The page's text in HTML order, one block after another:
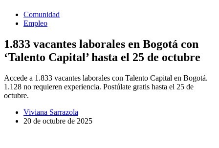
Comunidad
Empleo
1.833 vacantes laborales en Bogotá con
‘Talento Capital’ hasta el 25 de octubre
Accede a 1.833 vacantes laborales con Talento Capital en Bogotá.
1.128 no requieren experiencia. Postúlate gratis hasta el 25 de
octubre.
Viviana Sarrazola
20 de octubre de 2025